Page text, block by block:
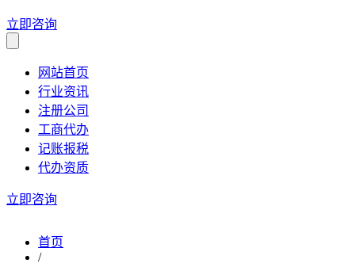
立即咨询
网站首页
行业资讯
注册公司
工商代办
记账报税
代办资质
立即咨询
首页
/